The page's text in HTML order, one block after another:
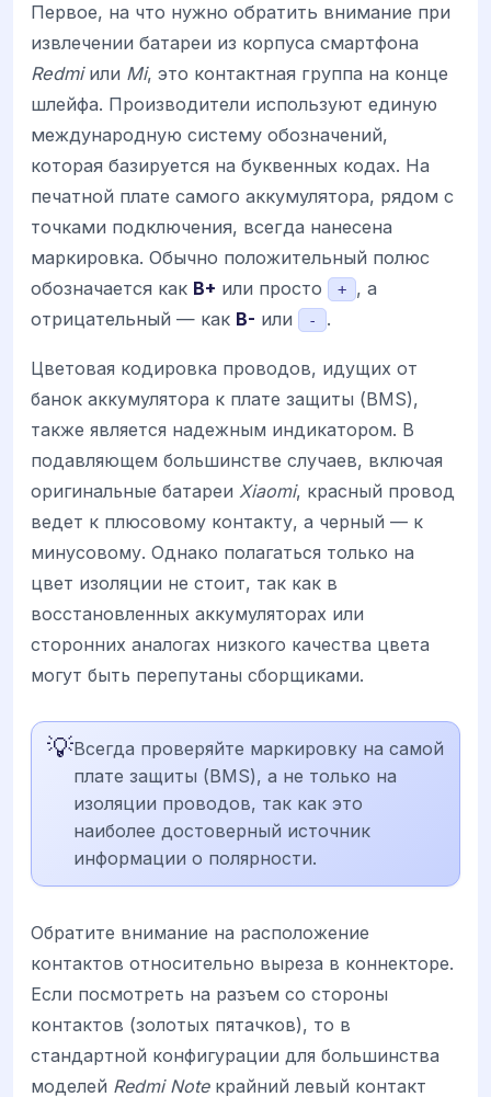
Первое, на что нужно обратить внимание при
извлечении батареи из корпуса смартфона
Redmiили Mi, это контактная группа на конце
шлейфа. Производители используют единую
международную систему обозначений,
которая базируется на буквенных кодах. На
печатной плате самого аккумулятора, рядом с
точками подключения, всегда нанесена
маркировка. Обычно положительный полюс
обозначается как B+ или просто +
, а
отрицательный — как B- или - .
Цветовая кодировка проводов, идущих от
банок аккумулятора к плате защиты (BMS),
также является надежным индикатором. В
подавляющем большинстве случаев, включая
оригинальные батареи Xiaomi, красный провод
ведет к плюсовому контакту, а черный — к
минусовому. Однако полагаться только на
цвет изоляции не стоит, так как в
восстановленных аккумуляторах или
сторонних аналогах низкого качества цвета
могут быть перепутаны сборщиками.
💡Всегда проверяйте маркировку на самой
плате защиты (BMS), а не только на
изоляции проводов, так как это
наиболее достоверный источник
информации о полярности.
Обратите внимание на расположение
контактов относительно выреза в коннекторе.
Если посмотреть на разъем со стороны
контактов (золотых пятачков), то в
стандартной конфигурации для большинства
моделей Redmi Noteкрайний левый контакт